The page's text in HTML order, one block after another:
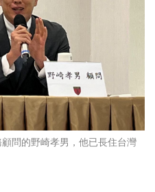
問的野崎孝男，他已長住台灣